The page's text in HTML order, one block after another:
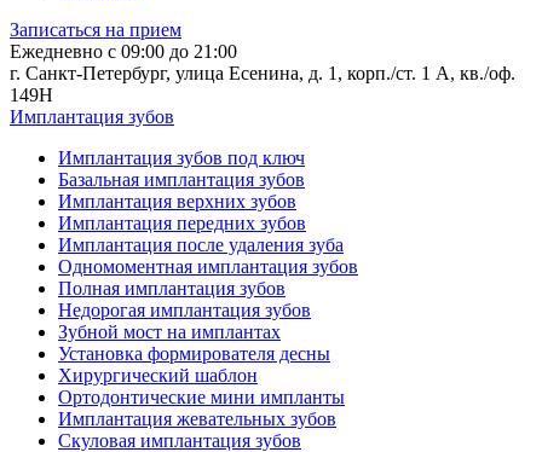
Записаться на прием
Ежедневно с 09:00 до 21:00
г. Санкт-Петербург, улица Есенина, д. 1, корп./ст. 1 А, кв./оф.
149Н
Имплантация зубов
Имплантация зубов под ключ
Базальная имплантация зубов
Имплантация верхних зубов
Имплантация передних зубов
Имплантация после удаления зуба
Одномоментная имплантация зубов
Полная имплантация зубов
Недорогая имплантация зубов
Зубной мост на имплантах
Установка формирователя десны
Хирургический шаблон
Ортодонтические мини импланты
Имплантация жевательных зубов
Скуловая имплантация зубов